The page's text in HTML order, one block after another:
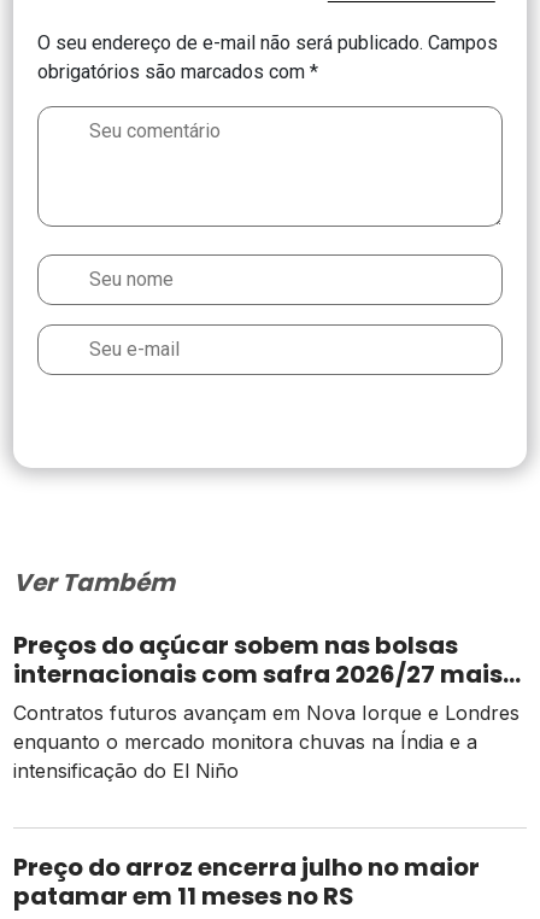
O seu endereço de e-mail não será publicado. Campos
obrigatórios são marcados com*
Ver Também
Preços do açúcar sobem nas bolsas
internacionais com safra 2026/27 mais
apertada
Contratos futuros avançam em Nova Iorque e Londres
enquanto o mercado monitora chuvas na Índia e a
intensificação do El Niño
Preço do arroz encerra julho no maior
patamar em 11 meses no RS